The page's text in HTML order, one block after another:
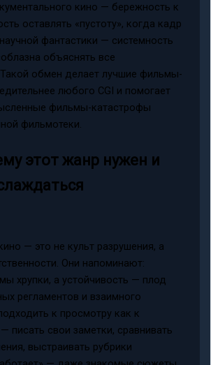
кино — бережность к
оставлять «пустоту», когда кадр
фантастики — системность
объяснять все
обмен делает лучшие фильмы-
любого CGI и помогает
фильмы-катастрофы
фильмотеки.
этот жанр нужен и
— это не культ разрушения, а
Они напоминают:
хрупки, а устойчивость — плод
регламентов и взаимного
к просмотру как к
писать свои заметки, сравнивать
выстраивать рубрики